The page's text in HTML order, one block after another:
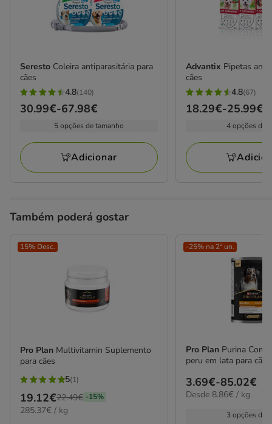
Seresto Coleira antiparasitária para
cães
4.8
estrelas
140
avaliações
4.8(140)
Preço
a
67.98€
30.99€-67.98€
5 opções de tamanho
Adicionar
Advantix Pipetas
cães
4.8
estrelas
67
avaliações
4.8(67)
Preço
a
25.99€
18.29€-25.99€
4 opções de
Também poderá gostar
15% Desc.
Pro Plan Multivitamin Suplemento
para cães
5
estrelas
com
5(1)
Preço
anterior
19.12€22.49€ -15%
285.37€
285.37€ / kg
-25% na 2ª un.
Pro Plan Purina Comida húmida de
peru em lata para cães
Preço
de
3.69€-85.02€
8.86€
Desde 8.86€ / kg
3 opções de